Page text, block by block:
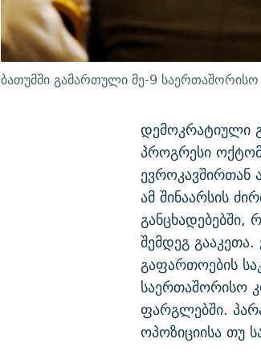
ბათუმში გამართული მე-9
დემოკრატიული
პროგრესი
ევროკავშირთან
ამ შინაარსის
შემდეგ
გაფართოების
საერთაშორისო
ფარგლებში.
ოპოზიციისა თუ